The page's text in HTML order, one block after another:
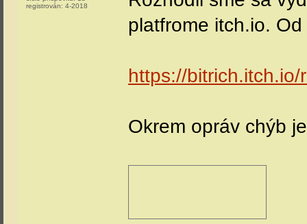
registrován: 4-2018
platfrome itch.io.
https://bitrich.itch.io/
Okrem opráv chýb